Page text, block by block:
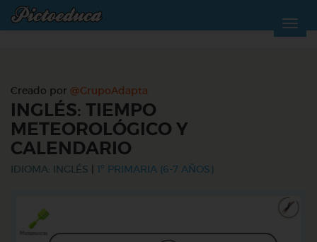
Creado por @GrupoAdapta
INGLÉS: TIEMPO
METEOROLÓGICO Y
CALENDARIO
IDIOMA: INGLÉS 1º PRIMARIA (6-7 AÑOS)